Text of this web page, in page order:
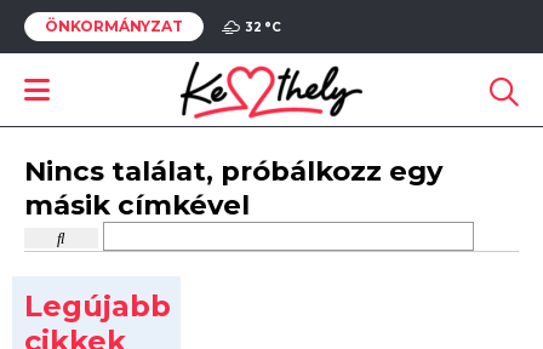
ÖNKORMÁNYZAT 32 °C
Nincs találat, próbálkozz egy
másik címkével
Legújabb
cikkek